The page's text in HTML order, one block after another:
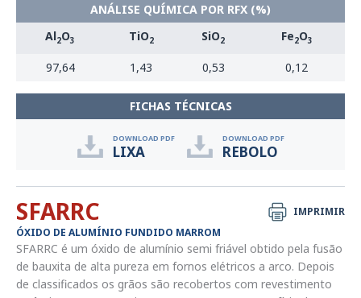
ANÁLISE QUÍMICA POR RFX (%)
Al2O3 TiO2 SiO2 Fe2O3
97,64 1,43 0,53 0,12
FICHAS TÉCNICAS
DOWNLOAD PDF
LIXA
DOWNLOAD PDF
REBOLO
IMPRIMIR
SFARRC
ÓXIDO DE ALUMÍNIO FUNDIDO MARROM
SFARRC é um óxido de alumínio semi friável obtido pela fusão
de bauxita de alta pureza em fornos elétricos a arco. Depois
de classificados os grãos são recobertos com revestimento